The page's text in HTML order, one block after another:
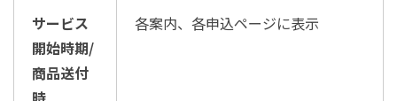
サービス
開始時期/
商品送付
各案内、各申込ページに表示